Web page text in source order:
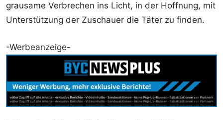
grausame Verbrechen ins Licht, in der Hoffnung, mit
Unterstützung der Zuschauer die Täter zu finden.
-Werbeanzeige-